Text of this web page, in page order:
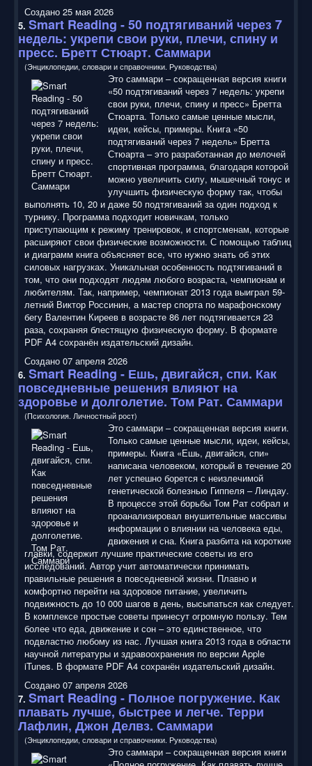
Создано 25 мая 2026
5. Smart Reading - 50 подтягиваний через 7
недель: укрепи свои руки, плечи, спину и
пресс. Бретт Стюарт. Саммари
(Энциклопедии, словари и справочники. Руководства)
Это саммари – сокращенная версия книги
«50 подтягиваний через 7 недель: укрепи
свои руки, плечи, спину и пресс» Бретта
Стюарта. Только самые ценные мысли,
идеи, кейсы, примеры. Книга «50
подтягиваний через 7 недель» Бретта
Стюарта – это разработанная до мелочей
спортивная программа, благодаря которой
можно увеличить силу, мышечный тонус и
улучшить физическую форму так, чтобы
выполнять 10, 20 и даже 50 подтягиваний за один подход к
турнику. Программа подходит новичкам, только
приступающим к режиму тренировок, и спортсменам, которые
расширяют свои физические возможности. С помощью таблиц
и диаграмм книга объясняет все, что нужно знать об этих
силовых нагрузках. Уникальная особенность подтягиваний в
том, что они подходят людям любого возраста, чемпионам и
любителям. Так, например, чемпионат 2013 года выиграл 59-
летний Виктор Россинин, а мастер спорта по марафонскому
бегу Валентин Киреев в возрасте 86 лет подтягивается 23
раза, сохраняя блестящую физическую форму. В формате
PDF A4 сохранён издательский дизайн.
Создано 07 апреля 2026
6. Smart Reading - Ешь, двигайся, спи. Как
повседневные решения влияют на
здоровье и долголетие. Том Рат. Саммари
(Психология. Личностный рост)
Это саммари – сокращенная версия книги.
Только самые ценные мысли, идеи, кейсы,
примеры. Книга «Ешь, двигайся, спи»
написана человеком, который в течение 20
лет успешно борется с неизлечимой
генетической болезнью Гиппеля – Линдау.
В процессе этой борьбы Том Рат собрал и
проанализировал внушительные массивы
информации о влиянии на человека еды,
движения и сна. Книга разбита на короткие
главки, содержит лучшие практические советы из его
исследований. Автор учит автоматически принимать
правильные решения в повседневной жизни. Плавно и
комфортно перейти на здоровое питание, увеличить
подвижность до 10 000 шагов в день, высыпаться как следует.
В комплексе простые советы принесут огромную пользу. Тем
более что еда, движение и сон – это единственное, что
подвластно любому из нас. Лучшая книга 2013 года в области
научной литературы и здравоохранения по версии Apple
iTunes. В формате PDF A4 сохранён издательский дизайн.
Создано 07 апреля 2026
7. Smart Reading - Полное погружение. Как
плавать лучше, быстрее и легче. Терри
Лафлин, Джон Делвз. Саммари
(Энциклопедии, словари и справочники. Руководства)
Это саммари – сокращенная версия книги